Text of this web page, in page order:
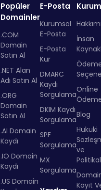
Popüler
Domainler
.COM
Domain
Satın Al
.NET Alan
Adı Satın Al
.ORG
Domain
Satın Al
.AI Domain
Kaydı
.IO Domain
Kaydı
.US Domain
E-Posta
Kurumsal
E-Posta
E-Posta
Kur
DMARC
Kaydı
Sorgulama
DKIM Kaydı
Sorgulama
SPF
Sorgulama
MX
Sorgulama
İnsan
Online
Blog
Hukuki
ve
Kayıt